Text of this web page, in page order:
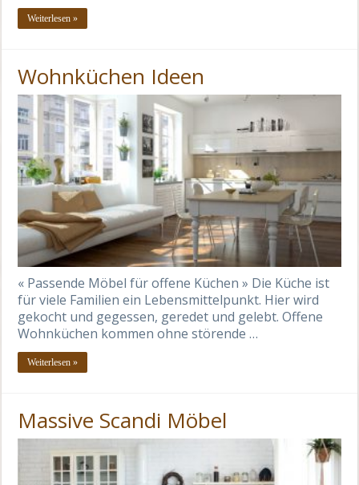
Weiterlesen »
Wohnküchen Ideen
« Passende Möbel für offene Küchen » Die Küche ist
für viele Familien ein Lebensmittelpunkt. Hier wird
gekocht und gegessen, geredet und gelebt. Offene
Wohnküchen kommen ohne störende …
Weiterlesen »
Massive Scandi Möbel